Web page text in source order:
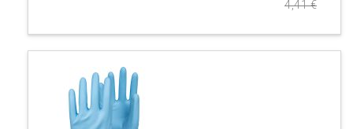
4,41 €